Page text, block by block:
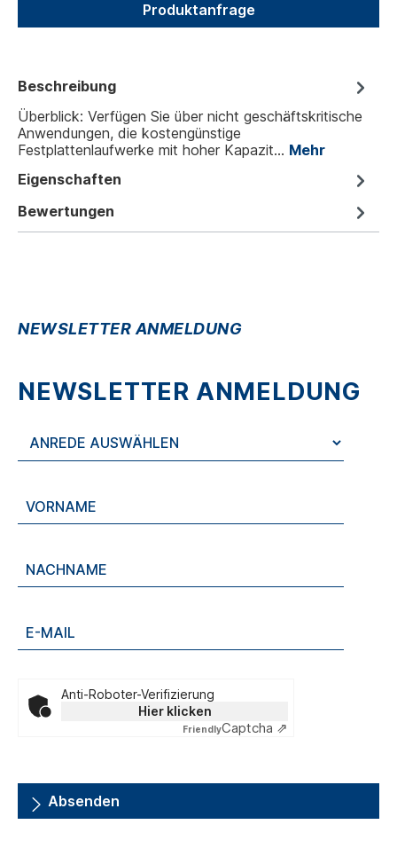
Produktanfrage
Beschreibung
Überblick: Verfügen Sie über nicht geschäftskritische
Anwendungen, die kostengünstige
Festplattenlaufwerke mit hoher Kapazit… Mehr
Eigenschaften
Bewertungen
NEWSLETTER ANMELDUNG
NEWSLETTER ANMELDUNG
Anti-Roboter-Verifizierung
Hier klicken
FriendlyCaptcha ⇗
Absenden